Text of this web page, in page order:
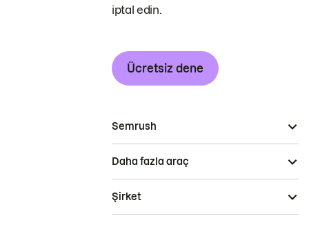
iptal edin.
Ücretsiz dene
Semrush
Daha fazla araç
Şirket